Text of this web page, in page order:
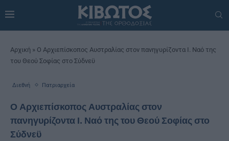
Αρχική » Ο Αρχιεπίσκοπος Αυστραλίας στον πανηγυρίζοντα Ι. Ναό της
του Θεού Σοφίας στο Σύδνεϋ
Διεθνή Πατριαρχεία
Ο Αρχιεπίσκοπος Αυστραλίας στον
πανηγυρίζοντα Ι. Ναό της του Θεού Σοφίας στο
Σύδνεϋ